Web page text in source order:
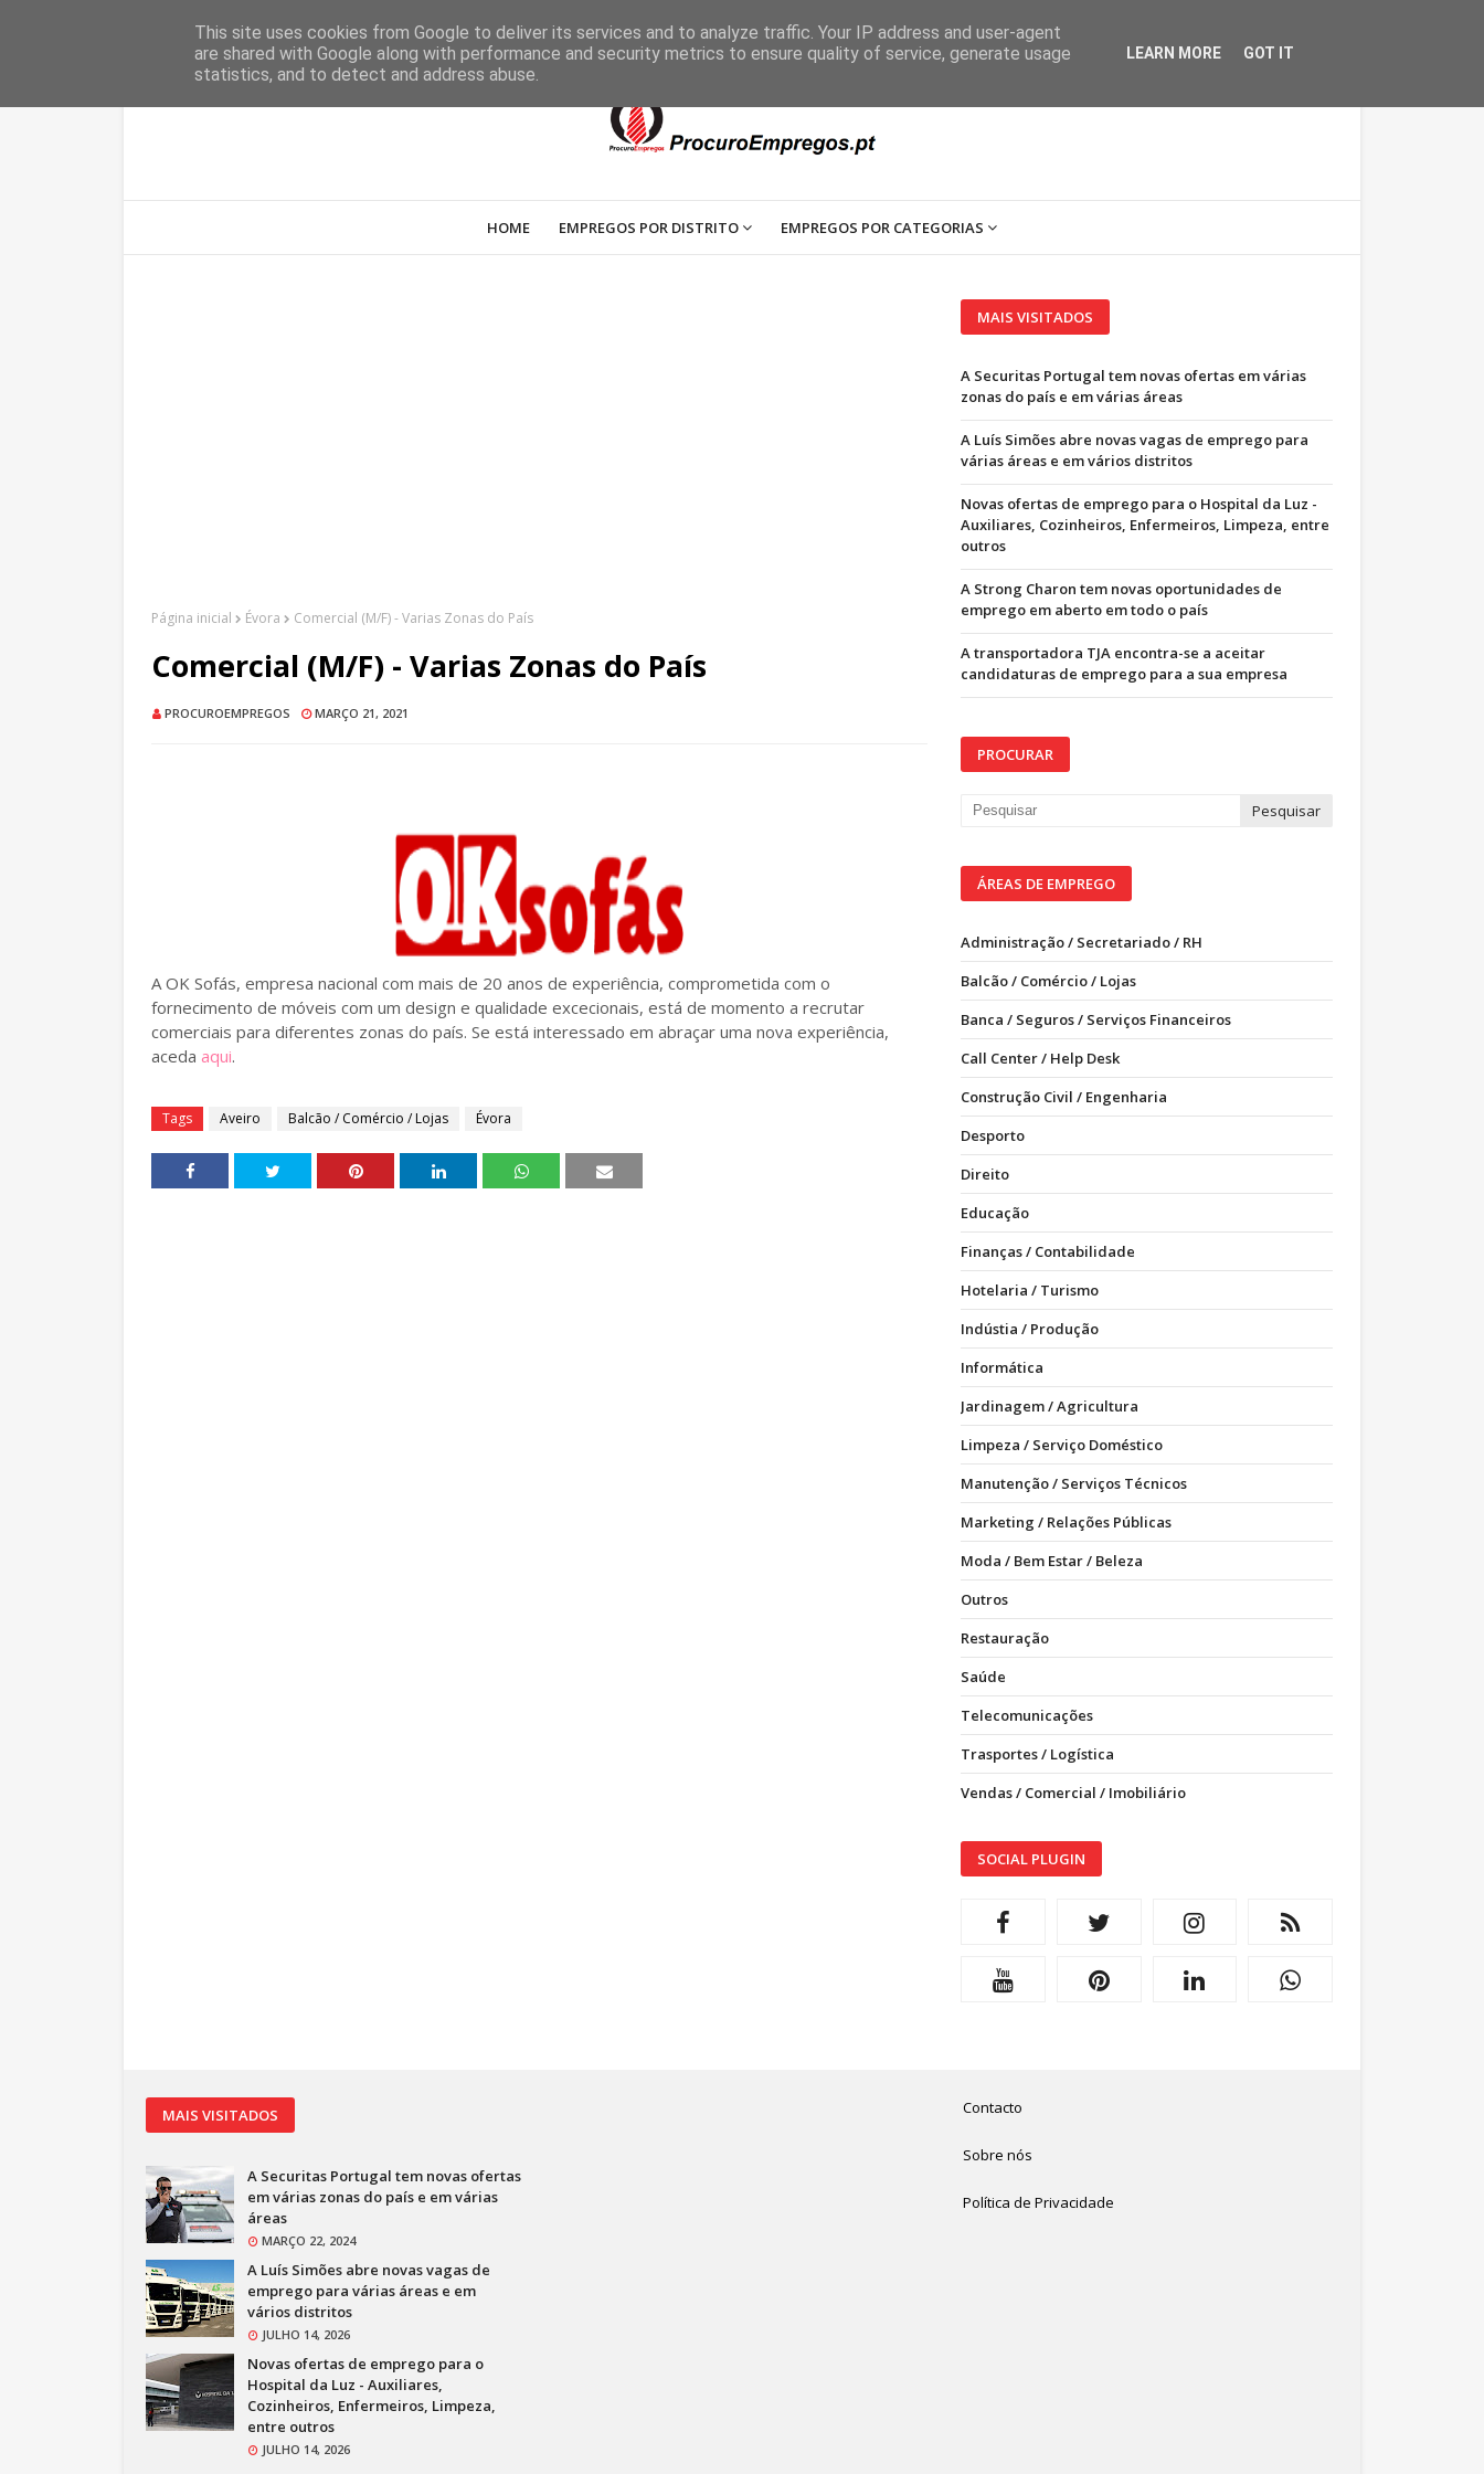
HOME EMPREGOS POR DISTRITO EMPREGOS POR CATEGORIAS
Página inicial Évora Comercial (M/F) - Varias Zonas do País
Comercial (M/F) - Varias Zonas do País
PROCUROEMPREGOS MARÇO 21, 2021
A OK Sofás, empresa nacional com mais de 20 anos de experiência, comprometida com o
fornecimento de móveis com um design e qualidade excecionais, está de momento a recrutar
comerciais para diferentes zonas do país. Se está interessado em abraçar uma nova experiência,
aceda aqui.
Tags Aveiro Balcão / Comércio / Lojas Évora
MAIS VISITADOS
A Securitas Portugal tem novas ofertas em várias
zonas do país e em várias áreas
A Luís Simões abre novas vagas de emprego para
várias áreas e em vários distritos
Novas ofertas de emprego para o Hospital da Luz -
Auxiliares, Cozinheiros, Enfermeiros, Limpeza, entre
outros
A Strong Charon tem novas oportunidades de
emprego em aberto em todo o país
A transportadora TJA encontra-se a aceitar
candidaturas de emprego para a sua empresa
PROCURAR
ÁREAS DE EMPREGO
Administração / Secretariado / RH
Balcão / Comércio / Lojas
Banca / Seguros / Serviços Financeiros
Call Center / Help Desk
Construção Civil / Engenharia
Desporto
Direito
Educação
Finanças / Contabilidade
Hotelaria / Turismo
Indústia / Produção
Informática
Jardinagem / Agricultura
Limpeza / Serviço Doméstico
Manutenção / Serviços Técnicos
Marketing / Relações Públicas
Moda / Bem Estar / Beleza
Outros
Restauração
Saúde
Telecomunicações
Trasportes / Logística
Vendas / Comercial / Imobiliário
SOCIAL PLUGIN
MAIS VISITADOS
A Securitas Portugal tem novas ofertas
em várias zonas do país e em várias
áreas
MARÇO 22, 2024
A Luís Simões abre novas vagas de
emprego para várias áreas e em
vários distritos
JULHO 14, 2026
Novas ofertas de emprego para o
Hospital da Luz - Auxiliares,
Cozinheiros, Enfermeiros, Limpeza,
entre outros
JULHO 14, 2026
Contacto
Sobre nós
Política de Privacidade
This site uses cookies from Google to deliver its services and to analyze traffic. Your IP address and user-agent
are shared with Google along with performance and security metrics to ensure quality of service, generate usage
statistics, and to detect and address abuse.
LEARN MORE GOT IT